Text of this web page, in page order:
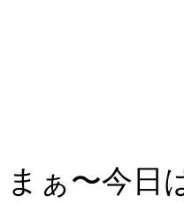
まぁ〜今日